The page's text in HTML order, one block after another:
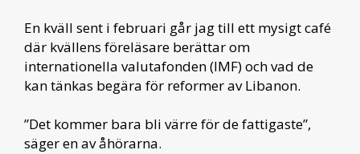
En kväll sent i februari går jag till ett mysigt café
där kvällens föreläsare berättar om
internationella valutafonden (IMF) och vad de
kan tänkas begära för reformer av Libanon.
”Det kommer bara bli värre för de fattigaste”,
säger en av åhörarna.